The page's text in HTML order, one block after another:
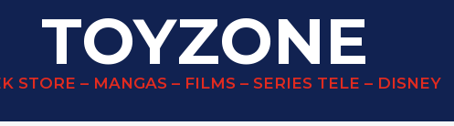
TOYZONE
STORE – MANGAS – FILMS – SERIES TELE – DISNEY